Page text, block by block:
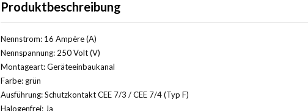
Produktbeschreibung
Nennstrom: 16 Ampère (A)
Nennspannung: 250 Volt (V)
Montageart: Geräteeinbaukanal
Farbe: grün
Ausführung: Schutzkontakt CEE 7/3 / CEE 7/4 (Typ F)
Halogenfrei: Ja